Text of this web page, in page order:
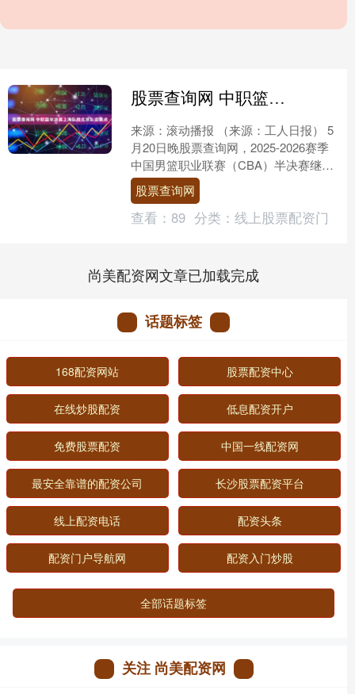
股票查询网 中职篮半决赛上海队胜北京队迎赛点
来源：滚动播报 （来源：工人日报） 5
月20日晚股票查询网，2025-2026赛季
中国男篮职业联赛（CBA）半决赛继续
进行，坐镇主场的北京队最终以66比81
不敌....
股票查询网
查看： 89 分类： 线上股票配资门
尚美配资网文章已加载完成
话题标签
168配资网站 股票配资中心
在线炒股配资 低息配资开户
免费股票配资 中国一线配资网
最安全靠谱的配资公司 长沙股票配资平台
线上配资电话 配资头条
配资门户导航网 配资入门炒股
全部话题标签
关注 尚美配资网